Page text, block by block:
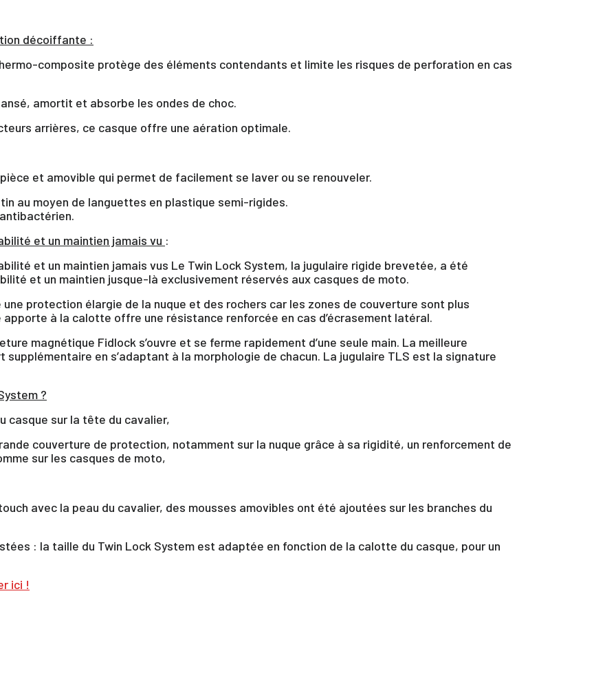
décoiffante :
composite protège des éléments contendants et limite les risques de perforation en cas
amortit et absorbe les ondes de choc.
arrières, ce casque offre une aération optimale.
et amovible qui permet de facilement se laver ou se renouveler.
au moyen de languettes en plastique semi-rigides.
et un maintien jamais vu :
et un maintien jamais vus Le Twin Lock System, la jugulaire rigide brevetée, a été
et un maintien jusque-là exclusivement réservés aux casques de moto.
protection élargie de la nuque et des rochers car les zones de couverture sont plus
à la calotte offre une résistance renforcée en cas d’écrasement latéral.
magnétique Fidlock s’ouvre et se ferme rapidement d’une seule main. La meilleure
en s’adaptant à la morphologie de chacun. La jugulaire TLS est la signature
?
casque sur la tête du cavalier,
couverture de protection, notamment sur la nuque grâce à sa rigidité, un renforcement de
sur les casques de moto,
avec la peau du cavalier, des mousses amovibles ont été ajoutées sur les branches du
: la taille du Twin Lock System est adaptée en fonction de la calotte du casque, pour un
ici !
devez être connecté pour enregistrer des produits dans votre liste
ANNULER SE CONNECTER